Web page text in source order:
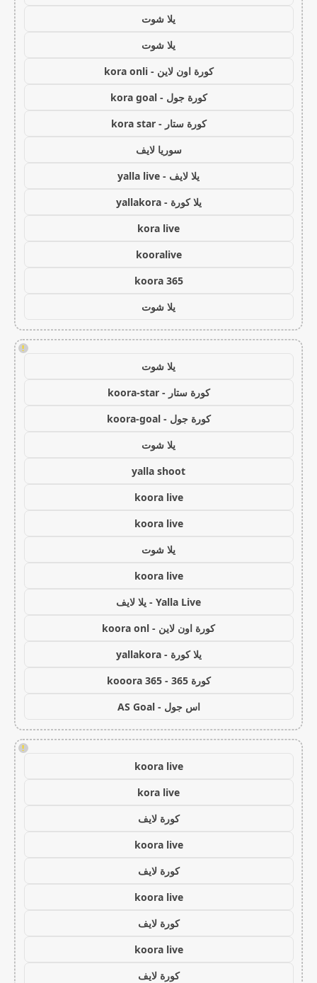
يلا شوت
يلا شوت
كورة اون لاين - kora onli
كورة جول - kora goal
كورة ستار - kora star
سوريا لايف
يلا لايف - yalla live
يلا كورة - yallakora
kora live
kooralive
koora 365
يلا شوت
!
يلا شوت
كورة ستار - koora-star
كورة جول - koora-goal
يلا شوت
yalla shoot
koora live
koora live
يلا شوت
koora live
Yalla Live - يلا لايف
كورة اون لاين - koora onl
يلا كورة - yallakora
كورة 365 - kooora 365
اس جول - AS Goal
!
koora live
kora live
كورة لايف
koora live
كورة لايف
koora live
كورة لايف
koora live
كورة لايف